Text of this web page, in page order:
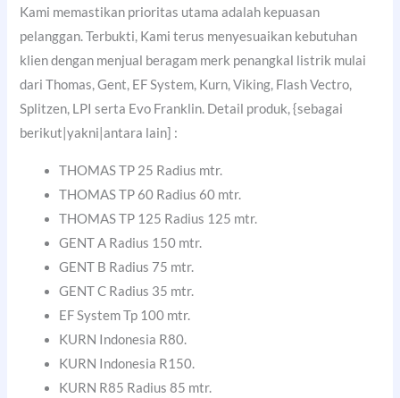
Kami memastikan prioritas utama adalah kepuasan
pelanggan. Terbukti, Kami terus menyesuaikan kebutuhan
klien dengan menjual beragam merk penangkal listrik mulai
dari Thomas, Gent, EF System, Kurn, Viking, Flash Vectro,
Splitzen, LPI serta Evo Franklin. Detail produk, {sebagai
berikut|yakni|antara lain] :
THOMAS TP 25 Radius mtr.
THOMAS TP 60 Radius 60 mtr.
THOMAS TP 125 Radius 125 mtr.
GENT A Radius 150 mtr.
GENT B Radius 75 mtr.
GENT C Radius 35 mtr.
EF System Tp 100 mtr.
KURN Indonesia R80.
KURN Indonesia R150.
KURN R85 Radius 85 mtr.